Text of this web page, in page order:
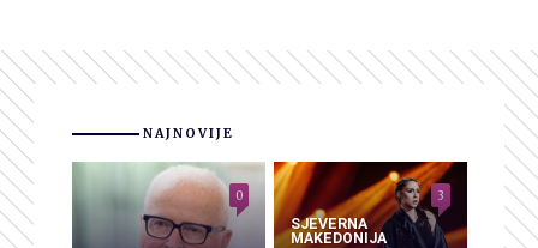
NAJNOVIJE
0
SJEVERNA
MAKEDONIJA
3